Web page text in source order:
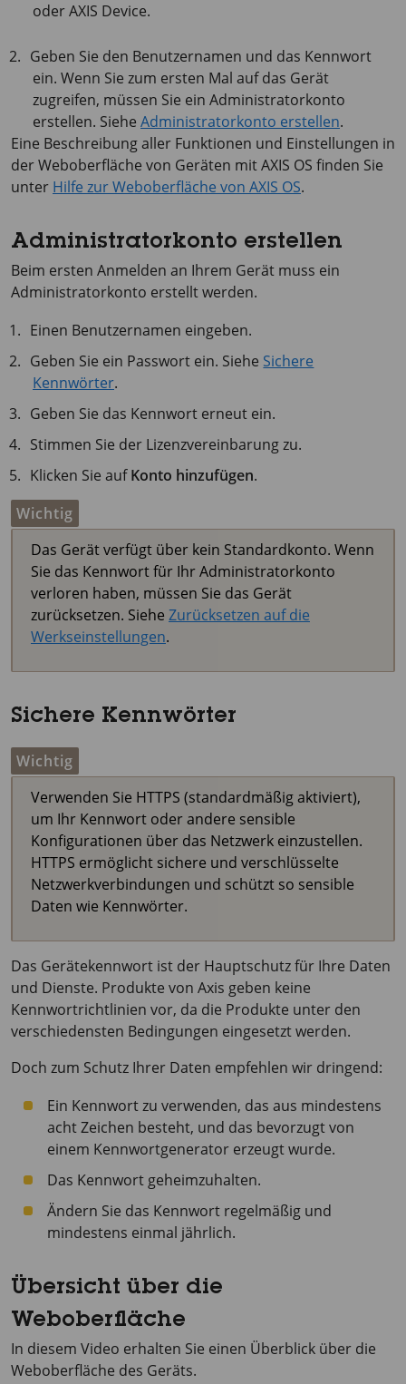
oderAXIS Device.
Geben Sie den Benutzernamen und das Kennwort
ein. Wenn Sie zum ersten Mal auf das Gerät
zugreifen, müssen Sie ein Administratorkonto
erstellen. Siehe Administratorkonto erstellen.
Eine Beschreibung aller Funktionen und Einstellungen in
der Weboberfläche von Geräten mitAXIS OS finden Sie
unter Hilfe zur Weboberfläche von AXIS OS.
Administratorkonto erstellen
Beim ersten Anmelden an Ihrem Gerät muss ein
Administratorkonto erstellt werden.
Einen Benutzernamen eingeben.
Geben Sie ein Passwort ein. Siehe Sichere
Kennwörter.
Geben Sie das Kennwort erneut ein.
Stimmen Sie der Lizenzvereinbarung zu.
Klicken Sie aufKonto hinzufügen.
Wichtig
Das Gerät verfügt über kein Standardkonto. Wenn
Sie das Kennwort für Ihr Administratorkonto
verloren haben, müssen Sie das Gerät
zurücksetzen. Siehe Zurücksetzen auf die
Werkseinstellungen.
Sichere Kennwörter
Wichtig
Verwenden Sie HTTPS (standardmäßig aktiviert),
um Ihr Kennwort oder andere sensible
Konfigurationen über das Netzwerk einzustellen.
HTTPS ermöglicht sichere und verschlüsselte
Netzwerkverbindungen und schützt so sensible
Daten wie Kennwörter.
Das Gerätekennwort ist der Hauptschutz für Ihre Daten
und Dienste. Produkte von Axis geben keine
Kennwortrichtlinien vor, da die Produkte unter den
verschiedensten Bedingungen eingesetzt werden.
Doch zum Schutz Ihrer Daten empfehlen wir dringend:
Ein Kennwort zu verwenden, das aus mindestens
acht Zeichen besteht, und das bevorzugt von
einem Kennwortgenerator erzeugt wurde.
Das Kennwort geheimzuhalten.
Ändern Sie das Kennwort regelmäßig und
mindestens einmal jährlich.
Übersicht über die
Weboberfläche
In diesem Video erhalten Sie einen Überblick über die
Weboberfläche des Geräts.